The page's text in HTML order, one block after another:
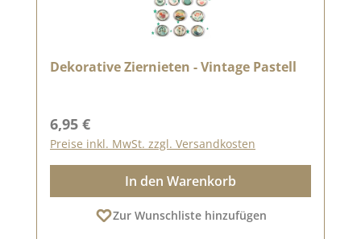
Dekorative Ziernieten - Vintage Pastell
Regulärer Preis:
6,95 €
Preise inkl. MwSt. zzgl. Versandkosten
In den Warenkorb
Zur Wunschliste hinzufügen